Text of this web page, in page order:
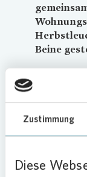
Zustimmung
Diese
Beine
Stadtteil
und
Musikshow
Fennpfuhl